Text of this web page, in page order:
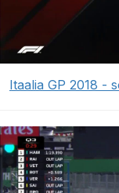
Itaalia GP 2018 -